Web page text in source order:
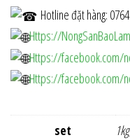
Hotline đặt hàng:
Https://
Https://facebook.com/
Https://facebook.com/
set